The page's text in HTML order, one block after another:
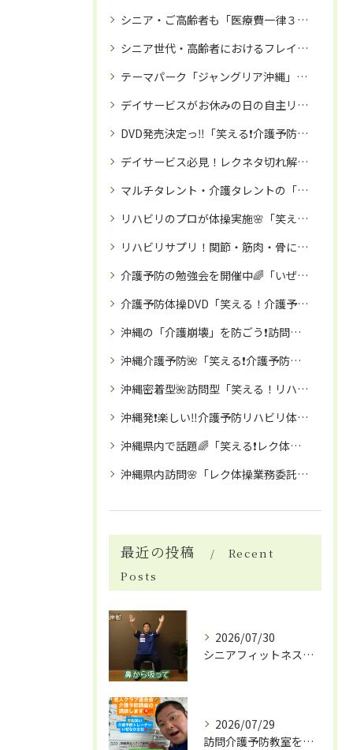
シニア・ご高齢者も「医療費一律３割負担」目前か⁉️だったら健康寿命を延ばすしかない‼️座ってできる３０分体操🌸DVD「笑える❗️介護予防体操」全国販売中🌸
シニア世代・高齢者におけるフレイル（虚弱）とロコモ予防方法‼️
テーマパーク「ジャングリア沖縄」を満喫したら、那覇市の「訪問ソフト整体院」でリラックス❗️
デイサービスがお休みの日の自主リハビリにも❗️座ってできる３０分リハビリ体操DVD🌈
DVD発売決定っ‼️「笑える❗️介護予防体操」🌸講師：お笑い介護予防トレーナーいぜなひさお氏✨‼️〜笑う門には福来る⛩️〜
デイサービス必見！レクネタ切れ解消DVD✨「笑える❗️介護予防体操」DVD発売開始🎊
マルチタレント・介護タレントの「いぜなひさお」氏🌸お笑い介護予防体操教室で、免疫力アップ🌈‼️
リハビリのプロが体操実施🌸「笑える！介護予防体操」DVDで健やかなシニアライフを🌈
リハビリサプリ！関節・筋肉・骨に栄養を！！
介護予防の勉強会を開催中🌈「いぜなひさおの介護予防の話し」🌸Instagramフォロワー２８００名以上！毎週土曜日１４時～🌟
介護予防体操DVD「笑える！介護予防体操」（座ってできる３０分体操：レク体操1回分🌸）
沖縄の「介護崩壊」を防ごう❗️訪問「笑える❗️レク体操」にて職員の業務時間確保で「離職予防」を🌸❗️
沖縄介護予防🌺「笑える❗️介護予防体操教室」で、免疫力アップ・高齢者引きこもり予防にも🌺🌈
沖縄密着型🌺訪問型「笑える！リハビリ・介護予防体操教室」
沖縄発❗️楽しい‼️介護予防リハビリ体操教室とは🌸
沖縄県内で話題🌈「笑える❗️レク体操」委託で、業務時間確保により職員の離職予防に❗️高齢者施設・介護予防イベント・こども園などで大人気🌸❗️
沖縄県内訪問🌸「レク体操業務委託」で差別化を！デイサービス・有料老人ホーム・各種イベントに「お笑い介護予防トレーナー」がお伺いいたします🌈
最近の投稿
Recent
Posts
2026/07/30
シニアフィットネスとDVD活用で南風原町の健康習慣を始める具体的ガイド
2026/07/29
訪問介護予防教室を沖縄県那覇市で活用し認知症予防や笑える体操イベントの魅力を解説